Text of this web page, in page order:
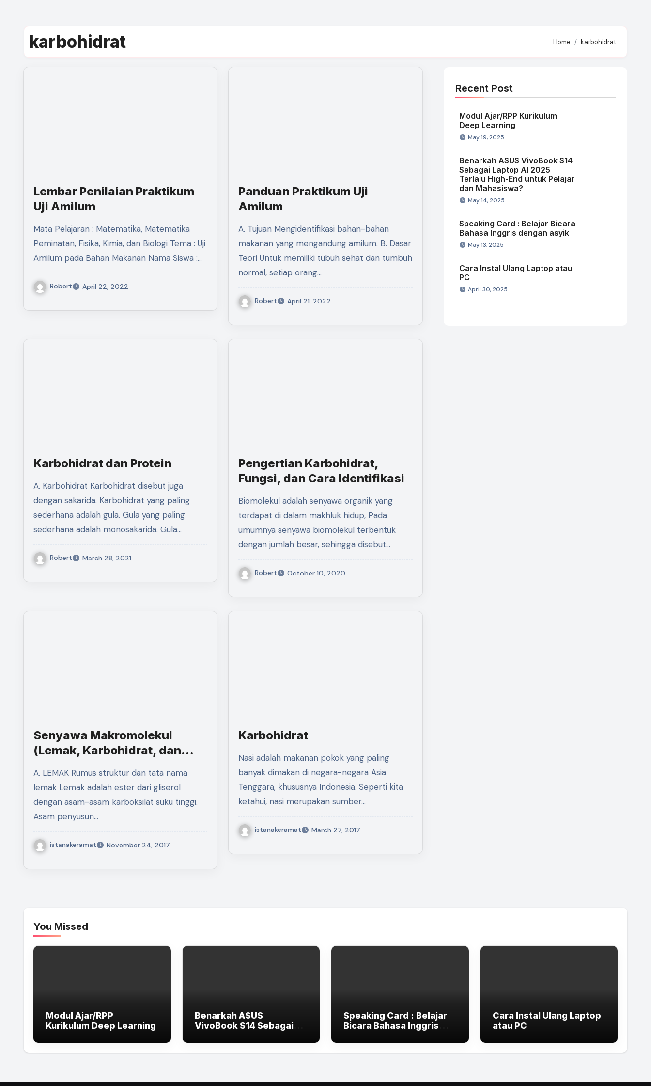
karbohidrat Home karbohidrat
Lembar Penilaian Praktikum
Uji Amilum
Mata Pelajaran : Matematika, Matematika
Peminatan, Fisika, Kimia, dan Biologi Tema : Uji
Amilum pada Bahan Makanan Nama Siswa :…
Robert April 22, 2022
Panduan Praktikum Uji
Amilum
A. Tujuan Mengidentifikasi bahan-bahan
makanan yang mengandung amilum. B. Dasar
Teori Untuk memiliki tubuh sehat dan tumbuh
normal, setiap orang…
Robert April 21, 2022
Karbohidrat dan Protein
A. Karbohidrat Karbohidrat disebut juga
dengan sakarida. Karbohidrat yang paling
sederhana adalah gula. Gula yang paling
sederhana adalah monosakarida. Gula…
Robert March 28, 2021
Pengertian Karbohidrat,
Fungsi, dan Cara Identifikasi
Biomolekul adalah senyawa organik yang
terdapat di dalam makhluk hidup, Pada
umumnya senyawa biomolekul terbentuk
dengan jumlah besar, sehingga disebut…
Robert October 10, 2020
Senyawa Makromolekul
(Lemak, Karbohidrat, dan
A. LEMAK Rumus struktur dan tata nama
lemak Lemak adalah ester dari gliserol
dengan asam-asam karboksilat suku tinggi.
Asam penyusun…
istanakeramat November 24, 2017
Karbohidrat
Nasi adalah makanan pokok yang paling
banyak dimakan di negara-negara Asia
Tenggara, khususnya Indonesia. Seperti kita
ketahui, nasi merupakan sumber…
istanakeramat March 27, 2017
Recent Post
Modul Ajar/RPP Kurikulum
Deep Learning
May 19, 2025
Benarkah ASUS VivoBook S14
Sebagai Laptop AI 2025
Terlalu High-End untuk Pelajar
dan Mahasiswa?
May 14, 2025
Speaking Card : Belajar Bicara
Bahasa Inggris dengan asyik
May 13, 2025
Cara Instal Ulang Laptop atau
PC
April 30, 2025
You Missed
Modul Ajar/RPP
Kurikulum Deep Learning
Benarkah ASUS
VivoBook S14 Sebagai
High-End untuk Pelajar
dan Mahasiswa?
Speaking Card : Belajar
Bicara Bahasa Inggris
Cara Instal Ulang Laptop
atau PC